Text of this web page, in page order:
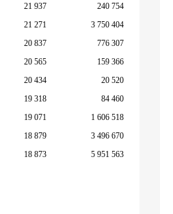
21 937
240 754
21 271
3 750 404
20 837
776 307
20 565
159 366
20 434
20 520
19 318
84 460
19 071
1 606 518
18 879
3 496 670
18 873 5 951 563